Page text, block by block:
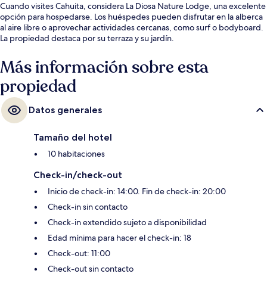
Cuando visites Cahuita, considera La Diosa Nature Lodge, una excelente
opción para hospedarse. Los huéspedes pueden disfrutar en la alberca
al aire libre o aprovechar actividades cercanas, como surf o bodyboard.
La propiedad destaca por su terraza y su jardín.
Más información sobre esta
propiedad
Datos generales
Tamaño del hotel
10 habitaciones
Check-in/check-out
Inicio de check-in: 14:00. Fin de check-in: 20:00
Check-in sin contacto
Check-in extendido sujeto a disponibilidad
Edad mínima para hacer el check-in: 18
Check-out: 11:00
Check-out sin contacto